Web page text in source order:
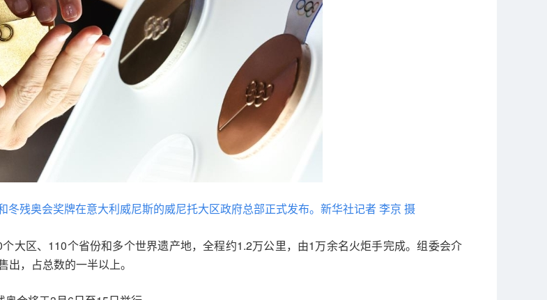
冬残奥会奖牌在意大利威尼斯的威尼托大区政府总部正式发布。新华社记者 李京 摄
大区、110个省份和多个世界遗产地，全程约1.2万公里，由1万余名火炬手完成。组委会介
，占总数的一半以上。